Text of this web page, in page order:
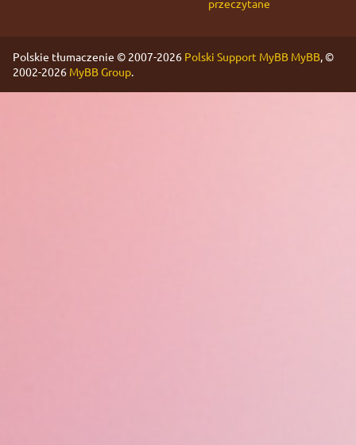
przeczytane
Polskie tłumaczenie © 2007-2026 Polski Support MyBB MyBB, ©
2002-2026 MyBB Group.